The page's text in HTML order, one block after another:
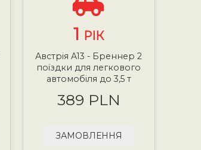
1 РІК
Австрія A13 - Бреннер 2
поїздки для легкового
автомобіля до 3,5 т
389 PLN
ЗАМОВЛЕННЯ